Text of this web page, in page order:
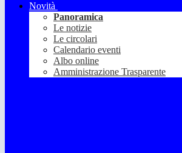
Novità
Panoramica
Le notizie
Le circolari
Calendario eventi
Albo online
Amministrazione Trasparente